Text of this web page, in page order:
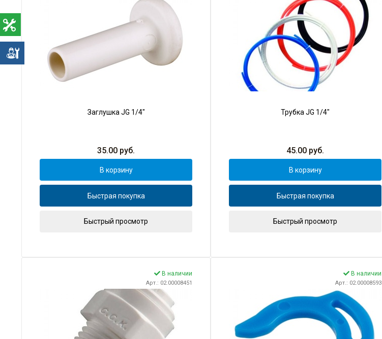
Заглушка JG 1/4"
35.00 руб.
В корзину
Быстрая покупка
Быстрый просмотр
Трубка JG 1/4"
45.00 руб.
В корзину
Быстрая покупка
Быстрый просмотр
В наличии
Арт.: 02.00008451
В наличии
Арт.: 02.00008593